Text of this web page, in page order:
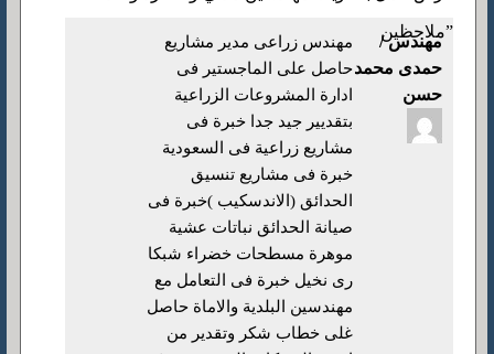
ملاحظين”
مهندس /
حمدى محمد
حسن
مهندس زراعى مدير مشاريع
حاصل على الماجستير فى
ادارة المشروعات الزراعية
بتقديير جيد جدا خبرة فى
مشاريع زراعية فى السعودية
خبرة فى مشاريع تنسيق
الحدائق (الاندسكيب )خبرة فى
صيانة الحدائق نباتات عشية
موهرة مسطحات خضراء شبكا
رى نخيل خبرة فى التعامل مع
مهندسين البلدية والاماة حاصل
غلى خطاب شكر وتقدير من